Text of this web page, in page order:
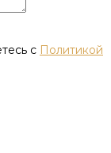
с Политикой